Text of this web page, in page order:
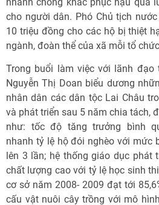
cho người dân. Phó Chủ tịch
10 triệu đồng cho các hộ bị thiệt
ngành, đoàn thể của xã mỗi tổ
Trong buổi làm việc với lãnh đạo
Nguyễn Thị Doan biểu dương
nhân dân các dân tộc Lai Châu
và phát triển sau 5 năm chia tách,
như: tốc độ tăng trưởng bình
nhanh tỷ lệ hộ đói nghèo với mức
lên 3 lần; hệ thống giáo dục phát
chất lượng cao với tỷ lệ học sinh
cơ sở năm 2008- 2009 đạt tới
cấu vật nuôi cây trồng với mô